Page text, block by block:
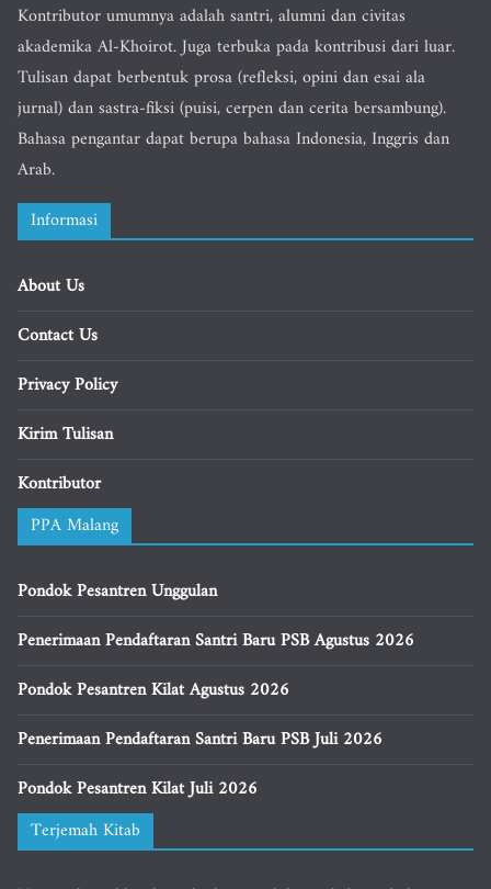
Kontributor umumnya adalah santri, alumni dan civitas
akademika Al-Khoirot. Juga terbuka pada kontribusi dari luar.
Tulisan dapat berbentuk prosa (refleksi, opini dan esai ala
jurnal) dan sastra-fiksi (puisi, cerpen dan cerita bersambung).
Bahasa pengantar dapat berupa bahasa Indonesia, Inggris dan
Arab.
Informasi
About Us
Contact Us
Privacy Policy
Kirim Tulisan
Kontributor
PPA Malang
Pondok Pesantren Unggulan
Penerimaan Pendaftaran Santri Baru PSB Agustus 2026
Pondok Pesantren Kilat Agustus 2026
Penerimaan Pendaftaran Santri Baru PSB Juli 2026
Pondok Pesantren Kilat Juli 2026
Terjemah Kitab